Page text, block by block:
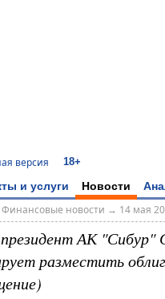
версия 18+
и услуги Новости
Финансовые новости → 14 мая
АК "Сибур"
разместить